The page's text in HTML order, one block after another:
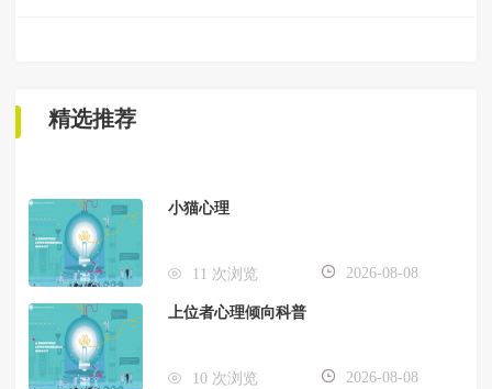
精选推荐
小猫心理
11 次浏览 2026-08-08
上位者心理倾向科普
10 次浏览 2026-08-08